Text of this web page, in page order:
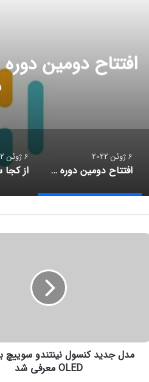
افتتاح دومین
6 ژوئن 2022
افتتاح دومین دوره طرح پژوهانه همراه با هدف حمایت از دانشجویان مستعد
6 ژوئن 2022
مدل جدید کنسول نینتندو سوییچ
OLED معرفی شد